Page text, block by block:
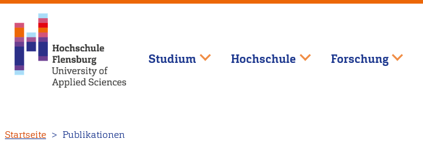
zum
Studium Hochschule Forschung
Startseite Publikationen